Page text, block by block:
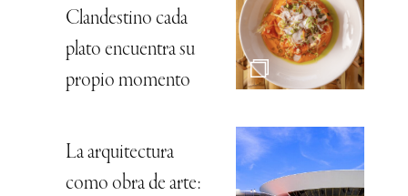
Clandestino cada
plato encuentra su
propio momento
La arquitectura
como obra de arte: